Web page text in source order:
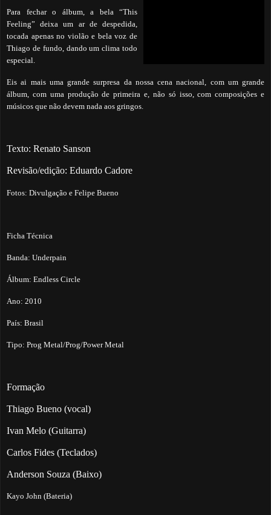
Para fechar o álbum, a bela “This
Feeling” deixa um ar de despedida,
tocada apenas no violão e bela voz de
Thiago de fundo, dando um clima todo
especial.
Eis ai mais uma grande surpresa da nossa cena nacional, com um grande
álbum, com uma produção de primeira e, não só isso, com composições e
músicos que não devem nada aos gringos.
Texto: Renato Sanson
Revisão/edição: Eduardo Cadore
Fotos: Divulgação e Felipe Bueno
Ficha Técnica
Banda: Underpain
Álbum: Endless Circle
Ano: 2010
País: Brasil
Tipo: Prog Metal/Prog/Power Metal
Formação
Thiago Bueno (vocal)
Ivan Melo (Guitarra)
Carlos Fides (Teclados)
Anderson Souza (Baixo)
Kayo John (Bateria)